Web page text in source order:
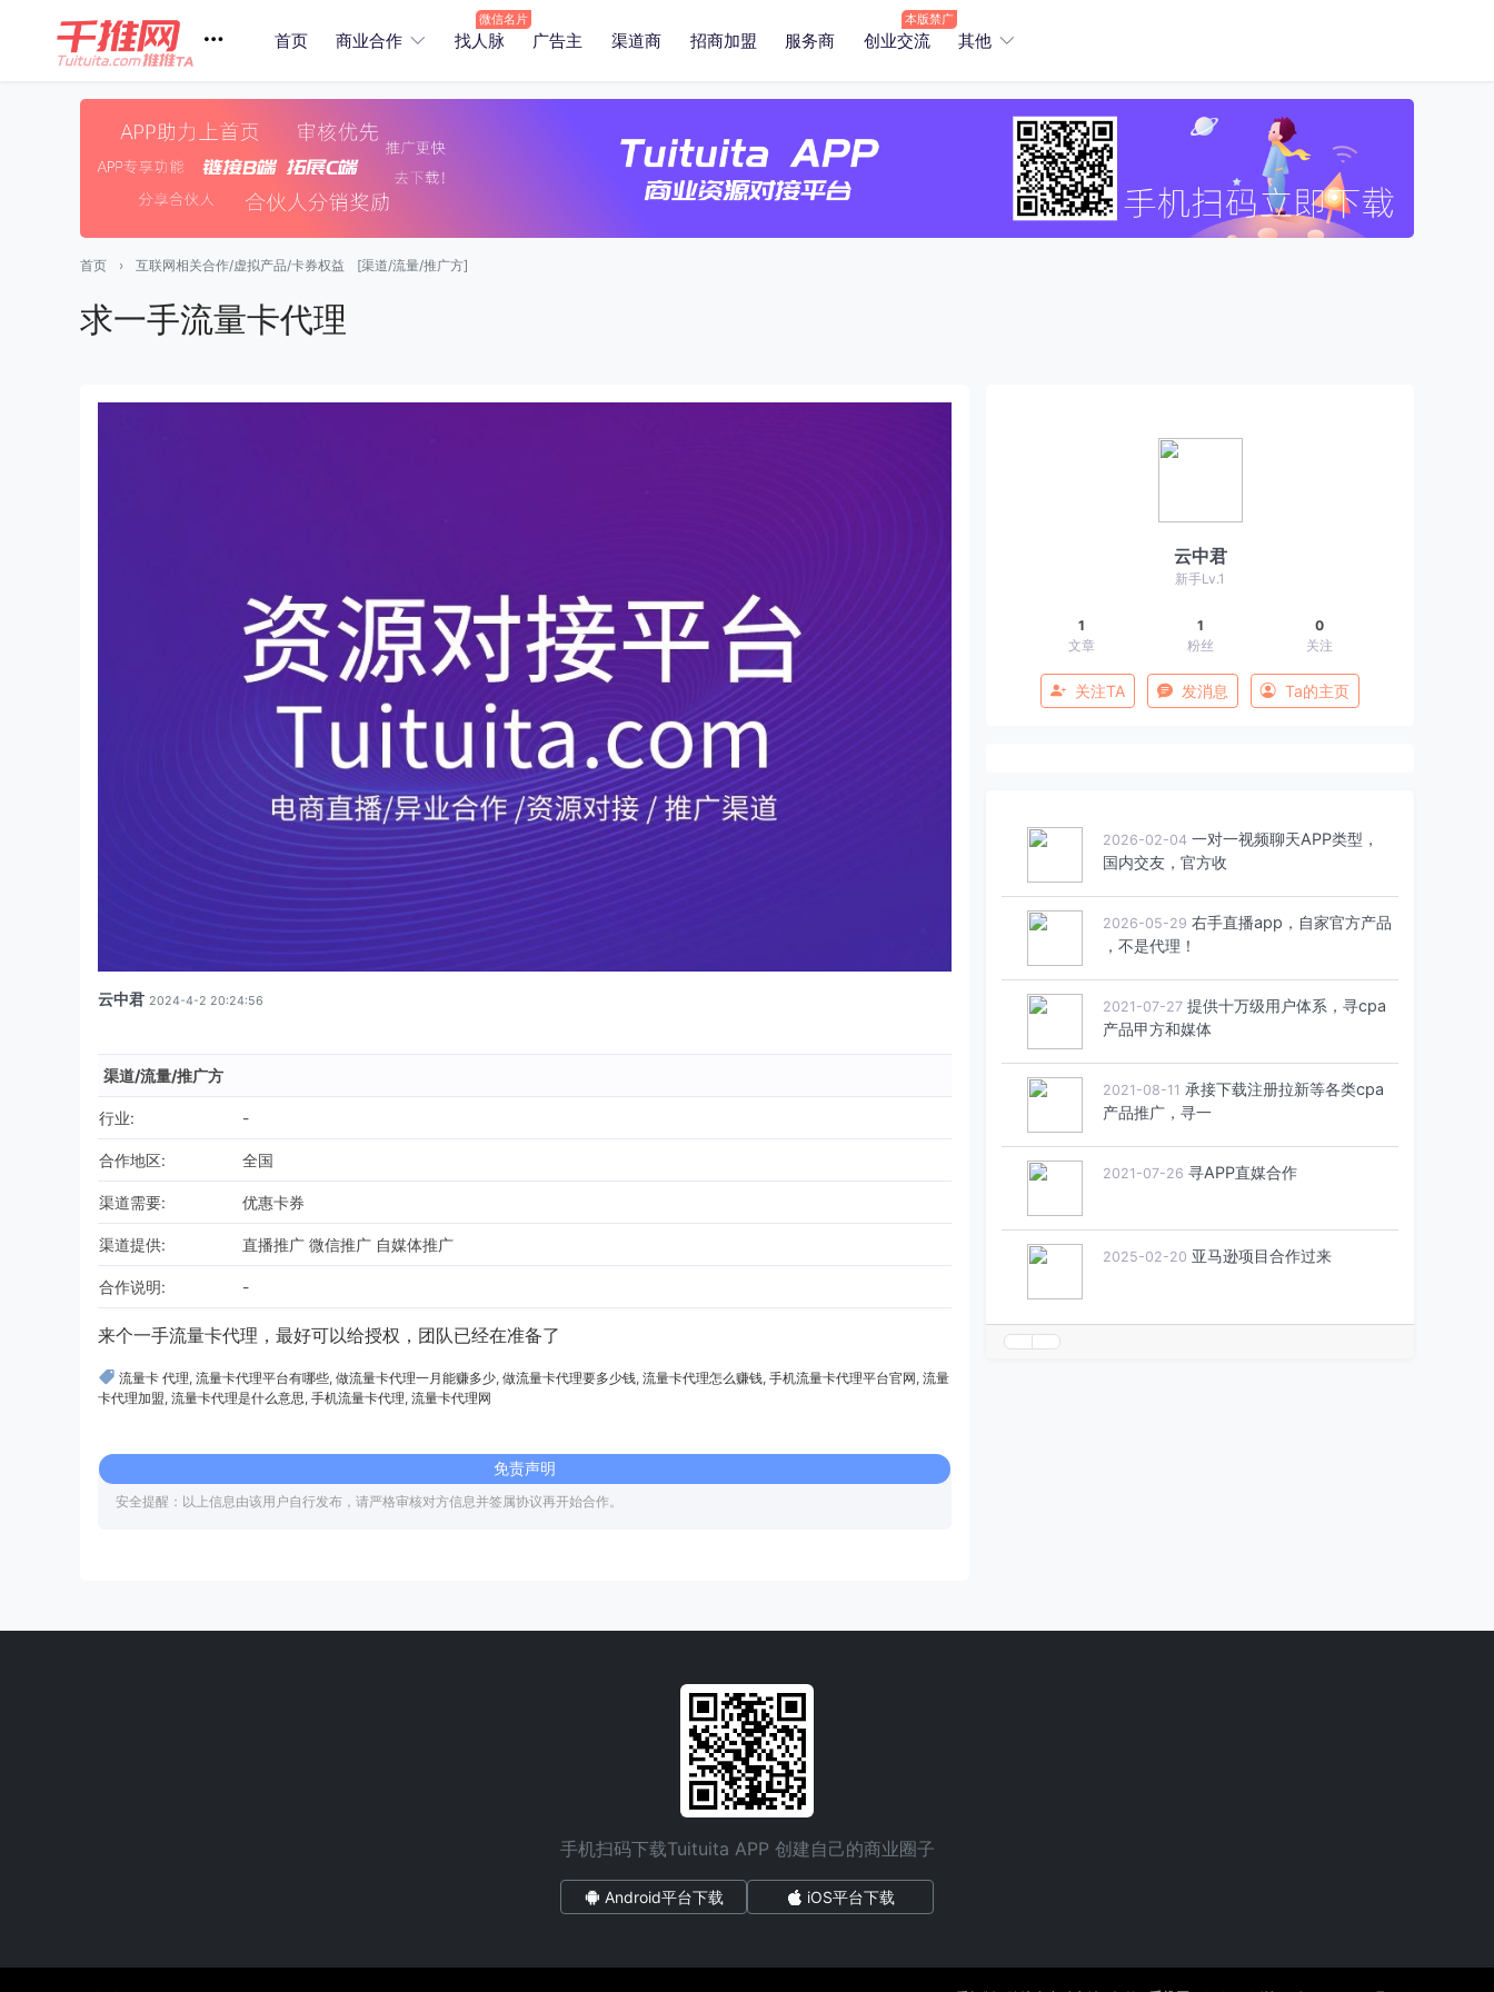
首页 商业合作 找人脉 广告主 渠道商 招商加盟 服务商 创业交流 其他
首页 › 互联网相关合作/虚拟产品/卡券权益 [渠道/流量/推广方]
求一手流量卡代理
云中君 2024-4-2 20:24:56
渠道/流量/推广方
行业: -
合作地区: 全国
渠道需要: 优惠卡券
渠道提供: 直播推广 微信推广 自媒体推广
合作说明: -
来个一手流量卡代理，最好可以给授权，团队已经在准备了
流量卡 代理, 流量卡代理平台有哪些, 做流量卡代理一月能赚多少, 做流量卡代理要多少钱, 流量卡代理怎么赚钱, 手机流量卡代理平台官网, 流量
卡代理加盟, 流量卡代理是什么意思, 手机流量卡代理, 流量卡代理网
免责声明
安全提醒：以上信息由该用户自行发布，请严格审核对方信息并签属协议再开始合作。
云中君
新手Lv.1
1
文章
1
粉丝
0
关注
关注TA 发消息 Ta的主页
2026-02-04 一对一视频聊天APP类型，
国内交友，官方收
2026-05-29 右手直播app，自家官方产品
，不是代理！
2021-07-27 提供十万级用户体系，寻cpa
产品甲方和媒体
2021-08-11 承接下载注册拉新等各类cpa
产品推广，寻一
2021-07-26 寻APP直媒合作
2025-02-20 亚马逊项目合作过来
手机扫码下载Tuituita APP 创建自己的商业圈子
Android平台下载 iOS平台下载